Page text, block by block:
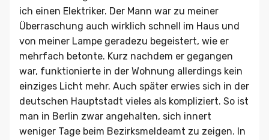
ich einen Elektriker. Der Mann war zu meiner
Überraschung auch wirklich schnell im Haus und
von meiner Lampe geradezu begeistert, wie er
mehrfach betonte. Kurz nachdem er gegangen
war, funktionierte in der Wohnung allerdings kein
einziges Licht mehr. Auch später erwies sich in der
deutschen Hauptstadt vieles als kompliziert. So ist
man in Berlin zwar angehalten, sich innert
weniger Tage beim Bezirksmeldeamt zu zeigen. In